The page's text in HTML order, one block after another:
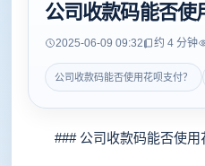
公司收款码能否使
2025-06-09 09:32 约 4 分钟
公司收款码能否使用花呗支付？
### 公司收款码能否使用